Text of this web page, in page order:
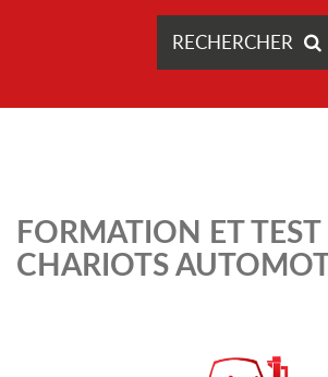
RECHERCHER
FORMATION ET
CHARIOTS